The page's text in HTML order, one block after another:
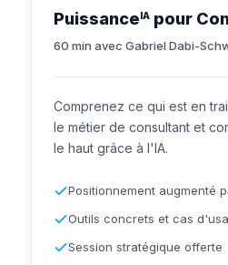
Puissance IA pour
60 min avec Gabriel Dabi-
Comprenez ce qui est en
le métier de consultant et
le haut grâce à l'IA.
Positionnement augmenté
Outils concrets et cas
Session stratégique offerte